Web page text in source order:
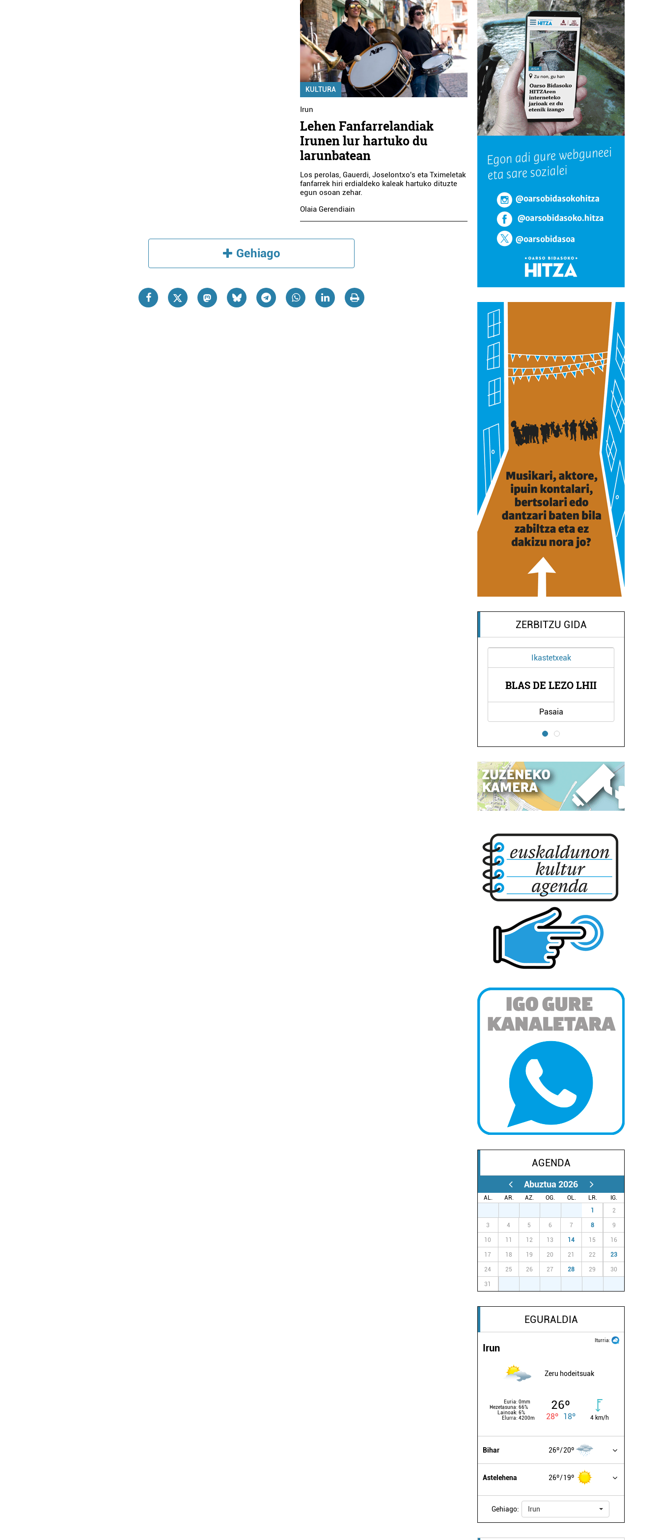
KULTURA
Irun
Lehen Fanfarrelandiak
Irunen lur hartuko du
larunbatean
Los perolas, Gauerdi, Joselontxo's eta Tximeletak
fanfarrek hiri erdialdeko kaleak hartuko dituzte
egun osoan zehar.
Olaia Gerendiain
Gehiago
ZERBITZU GIDA
Ikastetxeak
BLAS DE LEZO LHII
Pasaia
AGENDA
Abuztua 2026
AL. AR. AZ. OG. OL. LR.
IG.
1 2
3 4 5 6 7 8 9
10 11 12 13 14 15 16
17 18 19 20 21 22 23
24 25 26 27 28 29 30
31
EGURALDIA
Iturria:
Irun
Zeru hodeitsuak
Euria: 0mm
Hezetasuna: 66%
Lainoak: 6%
Elurra: 4200m
26º
28º 18º 4 km/h
Bihar 26º 20º
Astelehena 26º 19º
Gehiago: Irun